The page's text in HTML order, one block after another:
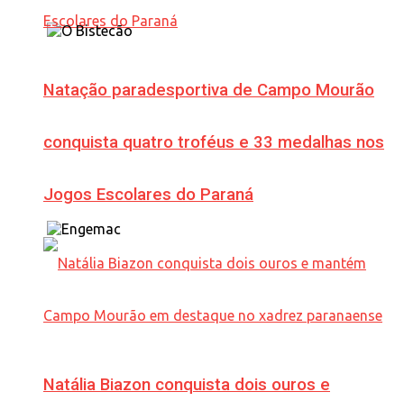
Natação paradesportiva de Campo Mourão
conquista quatro troféus e 33 medalhas nos
Jogos Escolares do Paraná
Natália Biazon conquista dois ouros e